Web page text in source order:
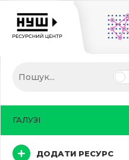
ДОДАТИ РЕСУРС
ГАЛУЗІ